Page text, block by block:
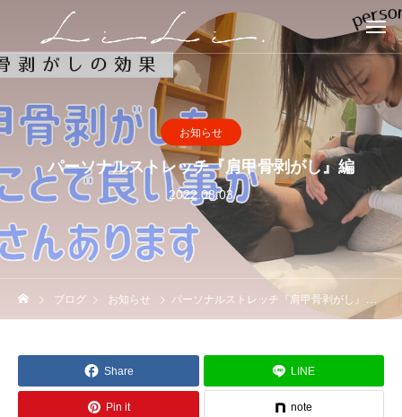
お知らせ
パーソナルストレッチ『肩甲骨剥がし』編
2022.08.03
ブログ お知らせ パーソナルストレッチ『肩甲骨剥がし』編
Share LINE
Pin it note